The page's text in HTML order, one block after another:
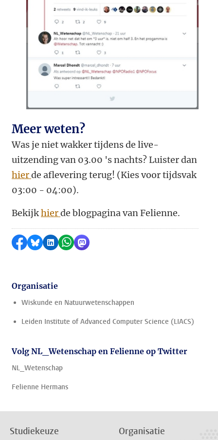
Meer weten?
Was je niet wakker tijdens de live-
uitzending van 03.00 's nachts? Luister dan
hierde aflevering terug! (Kies voor tijdsvak
03:00 - 04:00).
Bekijkhierde blogpagina van Felienne.
Delen op Facebook
Delen via Bluesky
Delen op LinkedIn
Delen via WhatsApp
Delen via Mastodon
Organisatie
Wiskunde en Natuurwetenschappen
Leiden Institute of Advanced Computer Science (LIACS)
Volg NL_Wetenschap en Felienne op Twitter
NL_Wetenschap
Felienne Hermans
Studiekeuze Organisatie